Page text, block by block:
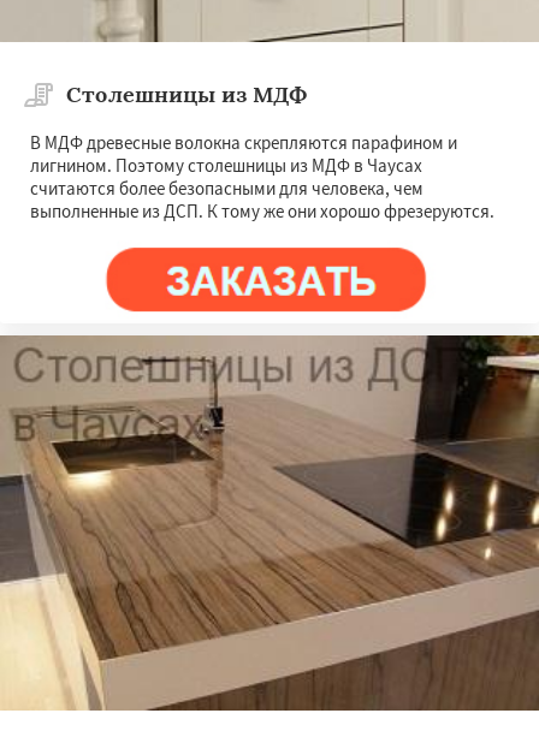
Столешницы из МДФ
В МДФ древесные волокна скрепляются парафином и
лигнином. Поэтому столешницы из МДФ в Чаусах
считаются более безопасными для человека, чем
выполненные из ДСП. К тому же они хорошо фрезеруются.